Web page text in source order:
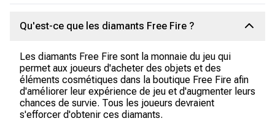
Qu'est-ce que les diamants Free Fire ?
Les diamants Free Fire sont la monnaie du jeu qui
permet aux joueurs d'acheter des objets et des
éléments cosmétiques dans la boutique Free Fire afin
d'améliorer leur expérience de jeu et d'augmenter leurs
chances de survie. Tous les joueurs devraient
s'efforcer d'obtenir ces diamants.